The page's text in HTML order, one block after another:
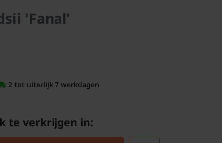
'Fanal'
2 tot uiterlijk 7 werkdagen
te verkrijgen in: